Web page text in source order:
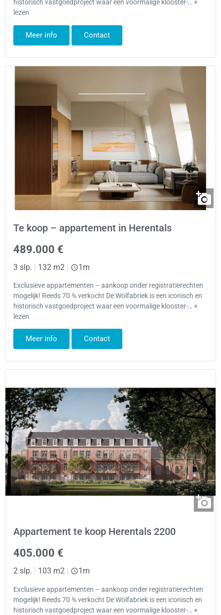
historisch vastgoedproject waar een voormalige klooster-… +
lezen
Meer info Contact
Te koop – appartement in Herentals
489.000 €
3 slp. | 132 m2 | 1m
Exclusieve appartementen – aankoop onder registratierechten
mogelijk! Reeds 70 % verkocht De Wolfabriek is een iconisch en
historisch vastgoedproject waar een voormalige klooster-… +
lezen
Meer info Contact
Appartement te koop Herentals 2200
405.000 €
2 slp. 103 m2 1m
Exclusieve appartementen – aankoop onder registratierechten
mogelijk! Reeds 70 % verkocht De Wolfabriek is een iconisch en
historisch vastgoedproject waar een voormalige klooster-… +